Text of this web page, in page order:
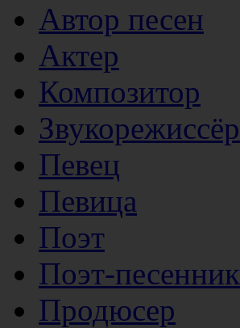
Автор песен
Актер
Композитор
Звукорежиссёр
Певец
Певица
Поэт
Поэт-песенник
Продюсер